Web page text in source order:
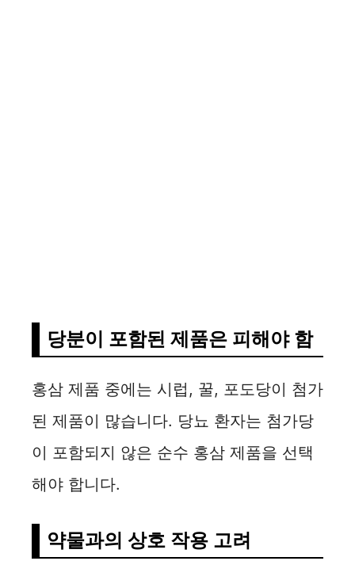
당분이 포함된 제품은 피해야 함
홍삼 제품 중에는 시럽, 꿀, 포도당이 첨가
된 제품이 많습니다. 당뇨 환자는 첨가당
이 포함되지 않은 순수 홍삼 제품을 선택
해야 합니다.
약물과의 상호 작용 고려